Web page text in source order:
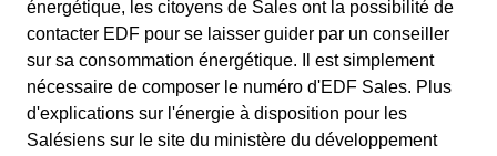
énergétique, les citoyens de Sales ont la possibilité de
contacter EDF pour se laisser guider par un conseiller
sur sa consommation énergétique. Il est simplement
nécessaire de composer le numéro d'EDF Sales. Plus
d'explications sur l'énergie à disposition pour les
Salésiens sur le site du ministère du développement